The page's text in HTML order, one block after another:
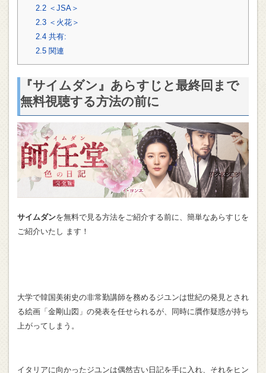
2.2＜JSA＞
2.3＜火花＞
2.4共有:
2.5関連
『サイムダン』 あらすじと最終回まで
無料視聴する方法の前に
サイムダンを無料で見る方法をご紹介する前に、簡単なあらすじを
ご紹介いたし ます！
大学で韓国美術史の非常勤講師を務めるジユンは世紀の発見とされ
る絵画「金剛山図」の発表を任せられるが、同時に贋作疑惑が持ち
上がってしまう。
イタリアに向かったジユンは偶然古い日記を手に入れ、それをヒン